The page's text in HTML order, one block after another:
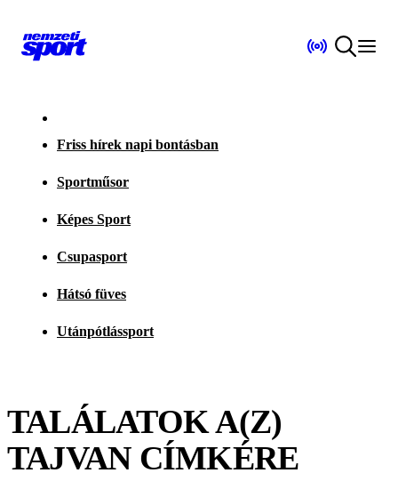
Friss hírek napi bontásban
Sportműsor
Képes Sport
Csupasport
Hátsó füves
Utánpótlássport
TALÁLATOK A(Z)
TAJVANCÍMKÉRE